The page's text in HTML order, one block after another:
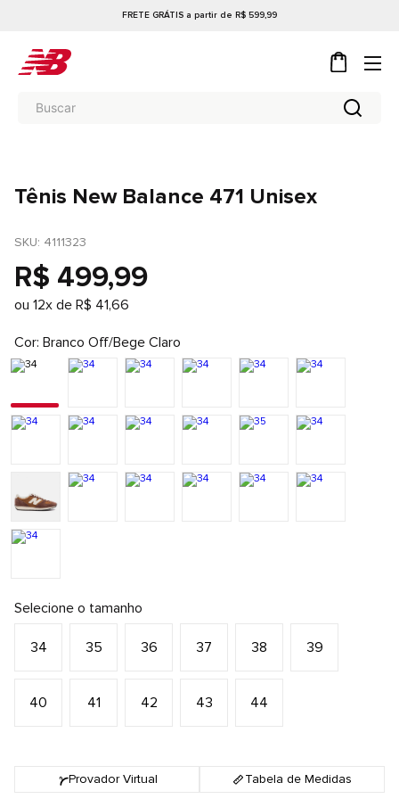
FRETE GRÁTIS a partir de R$ 599,99
Tênis New Balance 471 Unisex
SKU: 4111323
R$ 499,99
ou 12x de R$ 41,66
Cor Branco Off/Bege Claro
Selecione o tamanho
34 35 36 37 38 39
40 41 42 43 44
Provador Virtual Tabela de Medidas